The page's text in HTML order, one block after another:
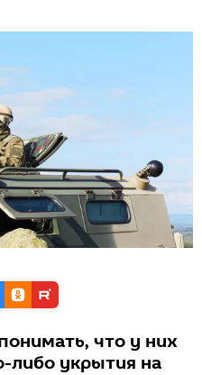
что у них
либо укрытия на